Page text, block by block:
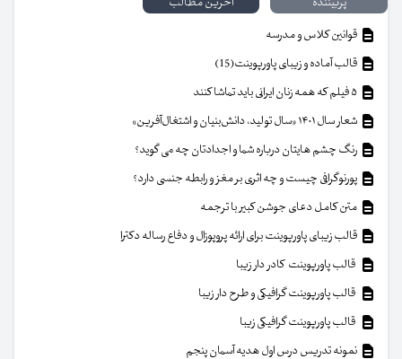
قوانین کلاس و مدرسه
قالب آماده و زیبای پاورپوینت(15)
شعار سال ۱۴۰۱ «سال تولید، دانش‌بنیان و اشتغال‌آفرین»
رنگ چشم هایتان درباره شما و اجدادتان چه می گوید؟
پورنوگرافی چیست و چه اثری بر مغز و رابطه جنسی دارد؟
متن کامل دعای جوشن کبیر با ترجمه
قالب زیبای پاورپوینت برای ارائه پروپوزال و دفاع رساله دکترا
قالب پاورپوینت کادر دار زیبا
قالب پاورپوینت گرافیکی و طرح دار زیبا
قالب پاورپوینت گرافیکی زیبا
نمونه تدریس درس اول هدیه آسمان پنجم